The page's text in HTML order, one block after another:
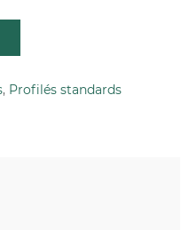
, Profilés standards